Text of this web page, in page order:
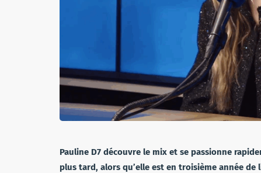
Pauline D7 découvre le mix et se passionne
plus tard, alors qu’elle est en troisième année